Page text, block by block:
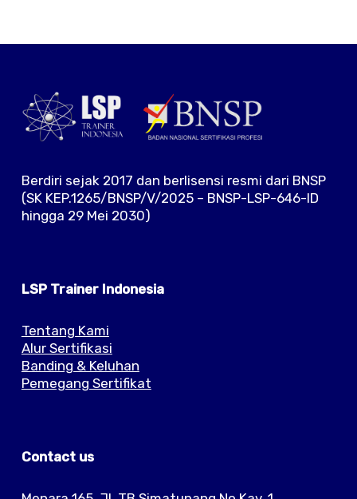
Berdiri sejak 2017 dan berlisensi resmi dari BNSP
(SK KEP.1265/BNSP/V/2025 – BNSP-LSP-646-ID
hingga 29 Mei 2030)
LSP Trainer Indonesia
Tentang Kami
Alur Sertifikasi
Banding & Keluhan
Pemegang Sertifikat
Contact us